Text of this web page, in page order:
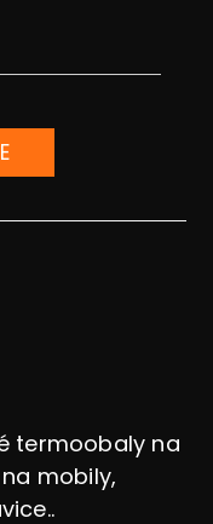
termoobaly na
mobily,